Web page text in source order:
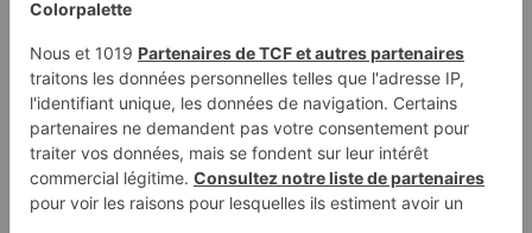
Page à colorier d'un
cochon d'Inde, petit…
Page à colorier d'un
cobaye, petit
explorateur…